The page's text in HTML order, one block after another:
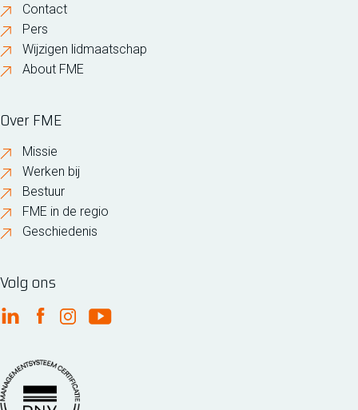
Contact
Pers
Wijzigen lidmaatschap
About FME
Over FME
Missie
Werken bij
Bestuur
FME in de regio
Geschiedenis
Volg ons
FME Linkedin
FME Facebook
FME Instagram
FME Youtube